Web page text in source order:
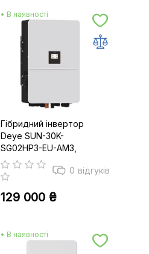
• В наявності
Гібридний інвертор
Deye SUN-30K-
SG02HP3-EU-AM3,
30kW
0 відгуків
129 000 ₴
• В наявності